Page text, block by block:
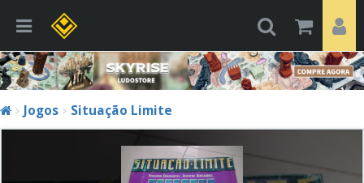
Jogos Situação Limite